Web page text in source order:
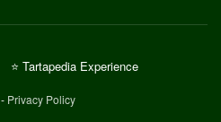
⭐ Tartapedia Experience
- Privacy Policy